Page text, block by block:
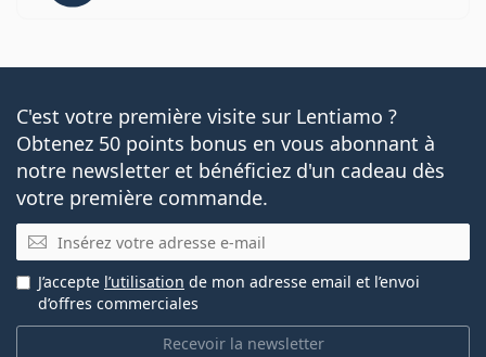
C'est votre première visite sur Lentiamo ?
Obtenez 50 points bonus en vous abonnant à
notre newsletter et bénéficiez d'un cadeau dès
votre première commande.
E-mail
Recevoir la newsletter
J’accepte l’utilisation de mon adresse email et l’envoi
d’offres commerciales